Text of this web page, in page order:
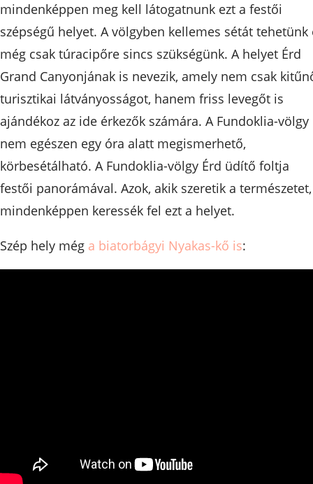
mindenképpen meg kell látogatnunk ezt a festői
szépségű helyet. A völgyben kellemes sétát tehetünk
még csak túracipőre sincs szükségünk. A helyet Érd
Grand Canyonjának is nevezik, amely nem csak
turisztikai látványosságot, hanem friss levegőt is
ajándékoz az ide érkezők számára. A Fundoklia-völgy
nem egészen egy óra alatt megismerhető,
körbesétálható. A Fundoklia-völgy Érd üdítő foltja
festői panorámával. Azok, akik szeretik a természetet,
mindenképpen keressék fel ezt a helyet.
Szép hely még a biatorbágyi Nyakas-kő is: